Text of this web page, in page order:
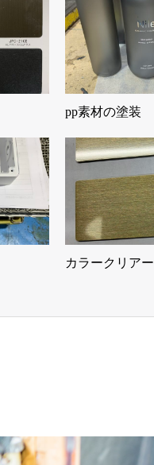
pp素材の塗装
カラークリアー